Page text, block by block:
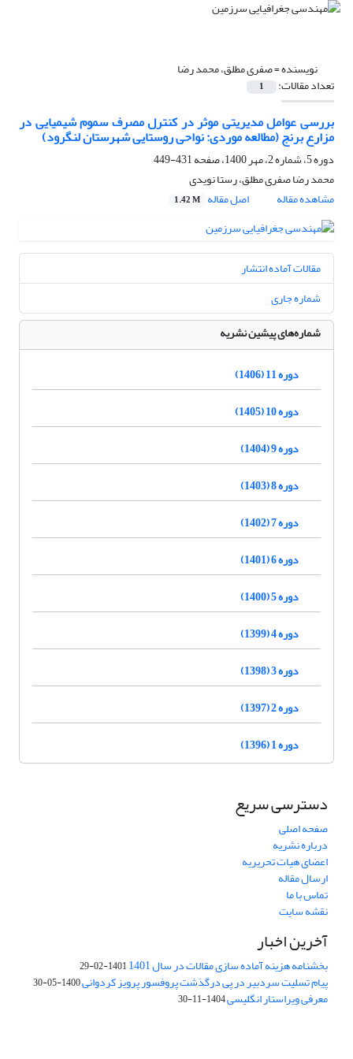
نویسنده =صفری مطلق، محمد رضا
تعداد مقالات: 1
بررسی عوامل مدیریتی موثر در کنترل مصرف سموم شیمیایی در
مزارع برنج (مطالعه موردی: نواحی روستایی شهرستان لنگرود)
دوره 5، شماره 2، مهر 1400، صفحه
431-449
محمد رضا صفری مطلق، رستا نویدی
مشاهده مقاله
اصل مقاله 1.42 M
مقالات آماده انتشار
شماره جاری
شماره‌های پیشین نشریه
دوره 11 (1406)
دوره 10 (1405)
دوره 9 (1404)
دوره 8 (1403)
دوره 7 (1402)
دوره 6 (1401)
دوره 5 (1400)
دوره 4 (1399)
دوره 3 (1398)
دوره 2 (1397)
دوره 1 (1396)
دسترسی سریع
صفحه اصلی
درباره نشریه
اعضای هیات تحریریه
ارسال مقاله
تماس با ما
نقشه سایت
آخرین اخبار
بخشنامه هزینه آماده سازی مقالات در سال 1401 1401-02-29
پیام تسلیت سردبیر در پی درگذشت پروفسور پرویز کردوانی1400-05-30
معرفی ویراستار انگلیسی1404-11-30